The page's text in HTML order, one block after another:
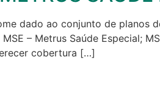
dado ao conjunto de planos
– Metrus Saúde Especial;
cobertura […]